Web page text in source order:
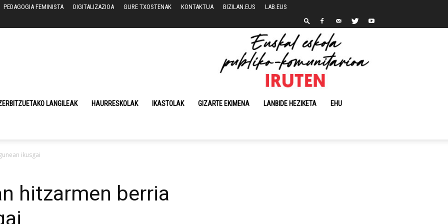
PEDAGOGIA FEMINISTA DIGITALIZAZIOA GURE TXOSTENAK KONTAKTUA BIZILAN.EUS LAB.EUS
LANGILEAK HAURRESKOLAK IKASTOLAK GIZARTE EKIMENA LANBIDE HEZIKETA EHU
ikusgai
hitzarmen berria